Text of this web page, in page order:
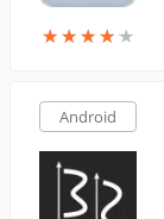
★★★★★
★★★★★
Android